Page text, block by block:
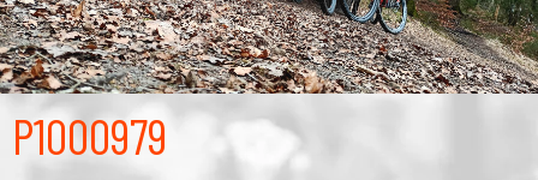
P1000979